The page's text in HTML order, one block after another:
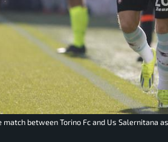
between Torino Fc and Us Salernitana